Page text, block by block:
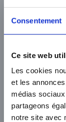
Consentement
Ce site web
Les cookies
et les
médias
partageons
notre site avec
Logiciel